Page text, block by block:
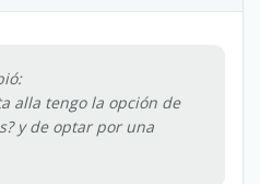
alla tengo la opción de
y de optar por una